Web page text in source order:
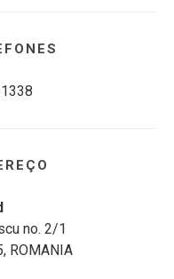
no. 2/1
ROMANIA